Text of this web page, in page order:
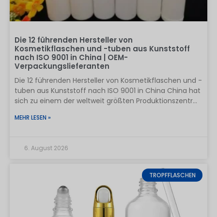
Die 12 führenden Hersteller von
Kosmetikflaschen und -tuben aus Kunststoff
nach ISO 9001 in China | OEM-
Verpackungslieferanten
Die 12 führenden Hersteller von Kosmetikflaschen und -
tuben aus Kunststoff nach ISO 9001 in China China hat
sich zu einem der weltweit größten Produktionszentren
Hautpflege-, Haarpflege-, Körperpflege- und Beauty-
maßgeschneiderten Verpackungslösungen. Für
Herstellers von Kosmetikverpackungen aus Kunststoff
nicht nur um den Preis. Ein zuverlässiger Lieferant sollte
eine stabile Qualitätskontrolle, ein nach ISO 9001
zertifiziertes Qualitätsmanagement, geeignete
Materialien, die Fähigkeit zur individuellen Gestaltung,
MEHR LESEN »
6. August 2026
TROPFFLASCHEN